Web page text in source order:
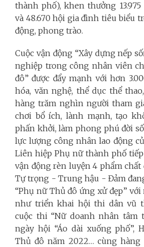
thành phố), khen thưởng
và 48.670 hội gia đình tiêu biểu
động, phong trào.
Cuộc vận động “Xây dựng nếp
nghiệp trong công nhân viên
đô” được đẩy mạnh với hơn
hóa, văn nghệ, thể dục thể
hàng trăm nghìn người tham
chơi bổ ích, lành mạnh, tạo
phấn khởi, làm phong phú đời
lực lượng công nhân lao động
Liên hiệp Phụ nữ thành phố
vận động rèn luyện 4 phẩm chất
Tự trọng - Trung hậu - Đảm
“Phụ nữ Thủ đô ứng xử đẹp”
như triển khai hội thi dân vũ
cuộc thi “Nữ doanh nhân tâm
ngày hội “Áo dài xuống phố”,
Thủ đô năm 2022… cùng